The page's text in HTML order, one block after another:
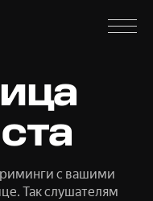
с вашими
Так слушателям